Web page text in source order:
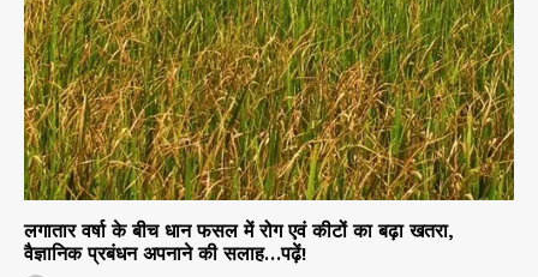
लगातार वर्षा के बीच धान फसल में रोग एवं कीटों का बढ़ा खतरा,
वैज्ञानिक प्रबंधन अपनाने की सलाह…पढ़ें!